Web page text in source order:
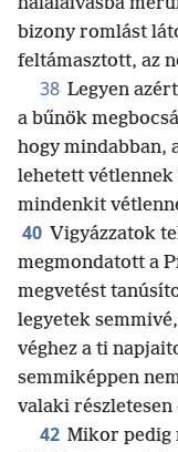
bizony romlást
feltámasztott, az
38 Legyen
a bűnök
hogy mindabban,
lehetett
mindenkit
40 Vigyázzatok
megmondatott a
megvetést
legyetek
véghez a ti
semmiképpen
valaki
42 Mikor pedig